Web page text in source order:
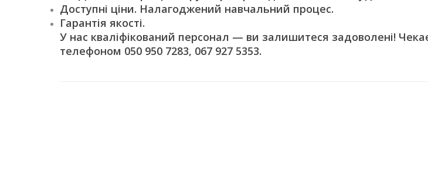
Доступні ціни. Налагоджений навчальний процес.
Гарантія якості.
У нас кваліфікований персонал — ви залишитеся задоволені!
телефоном 050 950 7283, 067 927 5353.